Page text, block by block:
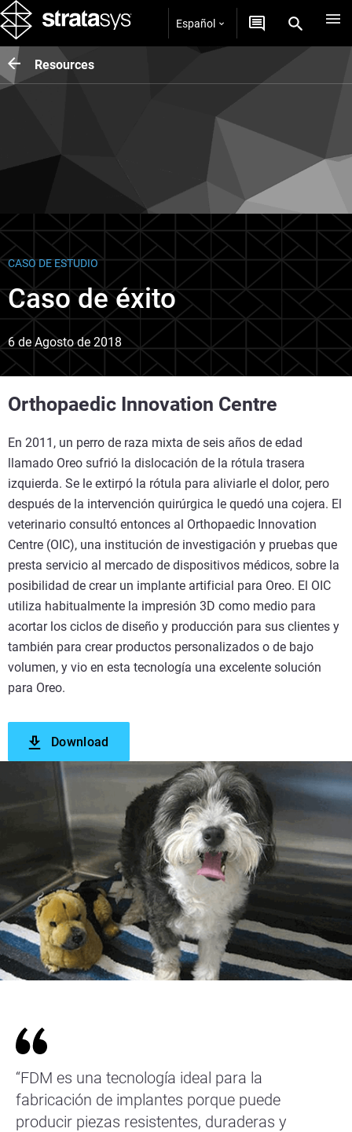
Español
Resources
CASO DE ESTUDIO
Caso de éxito
6 de Agosto de 2018
Orthopaedic Innovation Centre
En 2011, un perro de raza mixta de seis años de edad
llamado Oreo sufrió la dislocación de la rótula trasera
izquierda. Se le extirpó la rótula para aliviarle el dolor, pero
después de la intervención quirúrgica le quedó una cojera. El
veterinario consultó entonces al Orthopaedic Innovation
Centre (OIC), una institución de investigación y pruebas que
presta servicio al mercado de dispositivos médicos, sobre la
posibilidad de crear un implante artificial para Oreo. El OIC
utiliza habitualmente la impresión 3D como medio para
acortar los ciclos de diseño y producción para sus clientes y
también para crear productos personalizados o de bajo
volumen, y vio en esta tecnología una excelente solución
para Oreo.
Download
“FDM es una tecnología ideal para la
fabricación de implantes porque puede
producir piezas resistentes, duraderas y